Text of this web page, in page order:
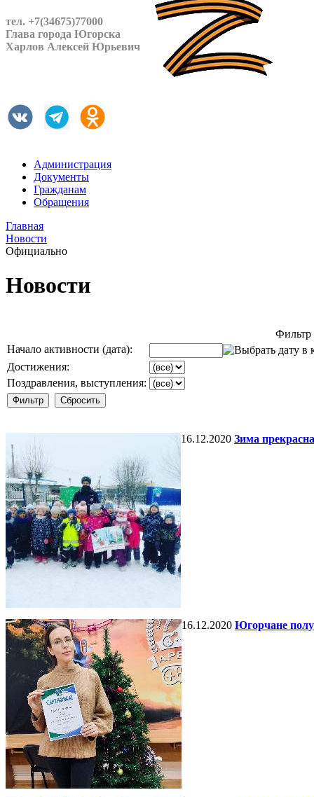
тел. +7(34675)77000
Глава города Югорска
Харлов Алексей Юрьевич
Администрация
Документы
Гражданам
Обращения
Главная
Новости
Официально
Новости
Фильтр
Начало активности (дата):
Достижения:
Поздравления, выступления:
16.12.2020 Зима
16.12.2020 Югорчане